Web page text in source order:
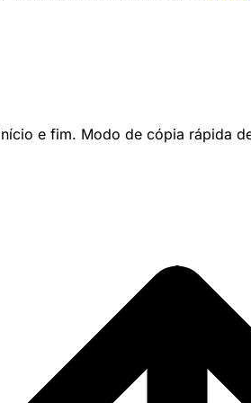
e fim. Modo de cópia rápida